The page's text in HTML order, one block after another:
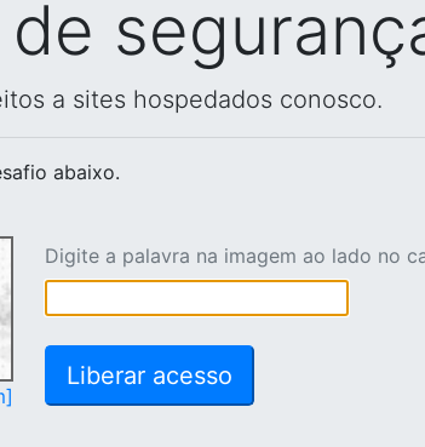
a sites hospedados conosco.
abaixo.
Digite a palavra na imagem ao lado no